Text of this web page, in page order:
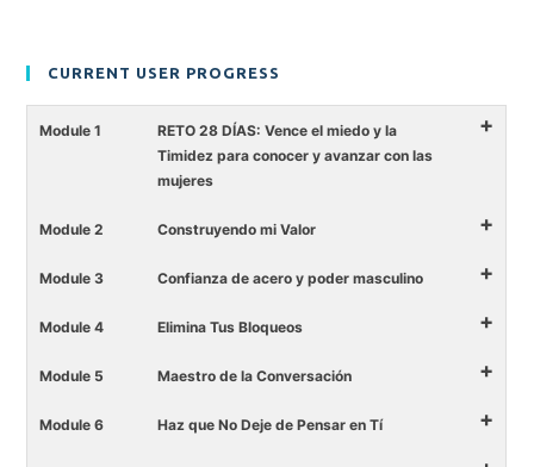
CURRENT USER PROGRESS
Module 1
RETO 28 DÍAS: Vence el miedo y la
Timidez para conocer y avanzar con las
mujeres
+
Module 2 Construyendo mi Valor +
Module 3 Confianza de acero y poder masculino +
Module 4 Elimina Tus Bloqueos +
Module 5 Maestro de la Conversación +
Module 6 Haz que No Deje de Pensar en Tí +